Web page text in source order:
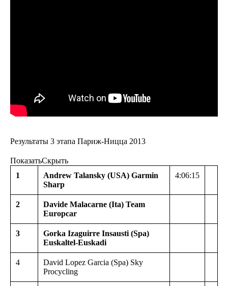
Результаты 3 этапа Париж-Ницца 2013
ПоказатьСкрыть
1
Andrew Talansky (USA) Garmin
Sharp
4:06:15
2
Davide Malacarne (Ita) Team
Europcar
3
Gorka Izaguirre Insausti (Spa)
Euskaltel-Euskadi
4
David Lopez Garcia (Spa) Sky
Procycling